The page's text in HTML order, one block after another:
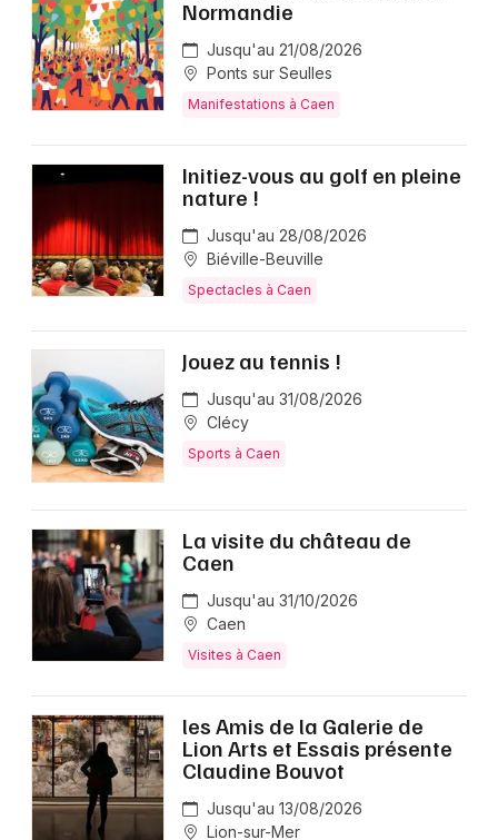
Normandie
Jusqu'au 21/08/2026
Ponts sur Seulles
Manifestations à Caen
Initiez-vous au golf en pleine
nature !
Jusqu'au 28/08/2026
Biéville-Beuville
Spectacles à Caen
Jouez au tennis !
Jusqu'au 31/08/2026
Clécy
Sports à Caen
La visite du château de
Caen
Jusqu'au 31/10/2026
Caen
Visites à Caen
les Amis de la Galerie de
Lion Arts et Essais présente
Claudine Bouvot
Jusqu'au 13/08/2026
Lion-sur-Mer